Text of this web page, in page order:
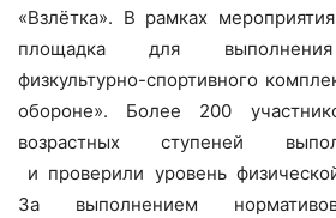
«Взлётка». В рамках
площадка для выполнения
физкультурно-спортивного
обороне». Более 200
возрастных ступеней
и проверили уровень
За выполнением